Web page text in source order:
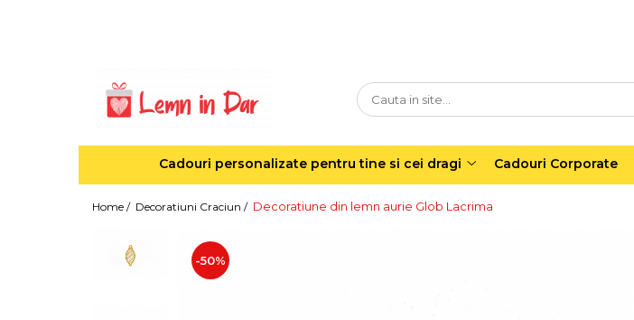
Agende din lemn
Decoratiuni cu lumina
Decoratiuni pentru cei dragi
Cadouri personalizate pentru tine si cei dragi Cadouri Corporate
Home / Decoratiuni Craciun / Decoratiune din lemn aurie Glob Lacrima
-50%